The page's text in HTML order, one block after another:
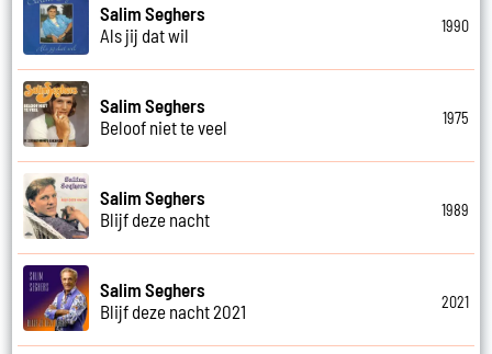
Salim Seghers
Als jij dat wil
1990
Salim Seghers
Beloof niet te veel
1975
Salim Seghers
Blijf deze nacht
1989
Salim Seghers
Blijf deze nacht 2021
2021